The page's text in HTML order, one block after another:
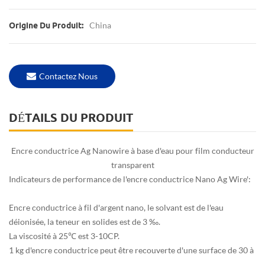
Origine Du Produit: China
Contactez Nous
DÉTAILS DU PRODUIT
Encre conductrice Ag Nanowire à base d'eau pour film conducteur
transparent
Indicateurs de performance de l'encre conductrice Nano Ag Wire' :
Encre conductrice à fil d'argent nano, le solvant est de l'eau
déionisée, la teneur en solides est de 3 ‰.
La viscosité à 25℃ est 3-10CP.
1 kg d'encre conductrice peut être recouverte d'une surface de 30 à